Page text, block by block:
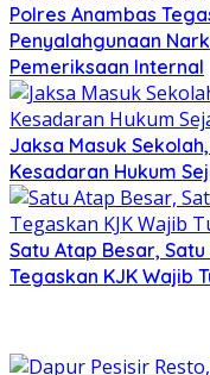
Polres Anambas
Penyalahgunaan
Pemeriksaan Internal
Jaksa Masuk
Kesadaran Hukum
Satu Atap Besar,
Tegaskan KJK Wajib